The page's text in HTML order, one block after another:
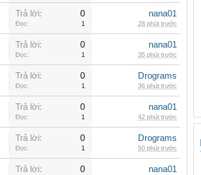
Trả lời: 0
Đọc: 1
nana01
28 phút trước
Trả lời: 0
Đọc: 1
nana01
35 phút trước
Trả lời: 0
Đọc: 1
Drograms
36 phút trước
Trả lời: 0
Đọc: 1
nana01
42 phút trước
Trả lời: 0
Đọc: 1
Drograms
50 phút trước
Trả lời: 0 nana01